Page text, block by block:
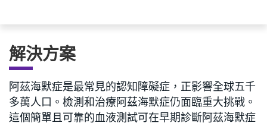
解決方案
阿茲海默症是最常見的認知障礙症，正影響全球五千
多萬人口。檢測和治療阿茲海默症仍面臨重大挑戰。
這個簡單且可靠的血液測試可在早期診斷阿茲海默症